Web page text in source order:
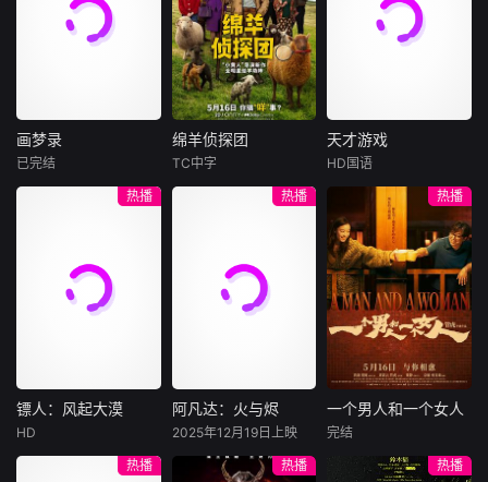
画梦录
许雁真，意外与身
陷危局的融汇银行
总账姜心羽产生交
将国宝名画低价卖
给外国人，许雁真
仿造名画、偷天换
画梦录
已完结
绵羊侦探团
（休·杰克曼饰）最
爱给羊群读侦探小
说，没想到自己有
人貌似都有犯罪动
机。警察毫无头绪
“不务正业”迈出牧
绵羊侦探团
TC中字
天才游戏
李蔓瑄
穷途末路的天才少
年刘全龙（彭昱畅
饰），被偏执富家
公子陈伦（丁禹兮
饰）选中，被迫踏
入一场为他量身打
造的“换命游戏”。
豪华别墅、名车名
表、神秘女友全部
备齐，在陈伦的精
瞬间拥有顶配人
天才游戏
HD国语
热播
镖人：风起大漠
镖人：风起大漠
HD
热播
阿凡达：火与烬
佐伊·索尔达娜
阿凡达：火与烬
2025年12月19日上映
热播
一个男人和一个女人
周汉宁
一个男人和一个女人
完结
热播
热播 热播